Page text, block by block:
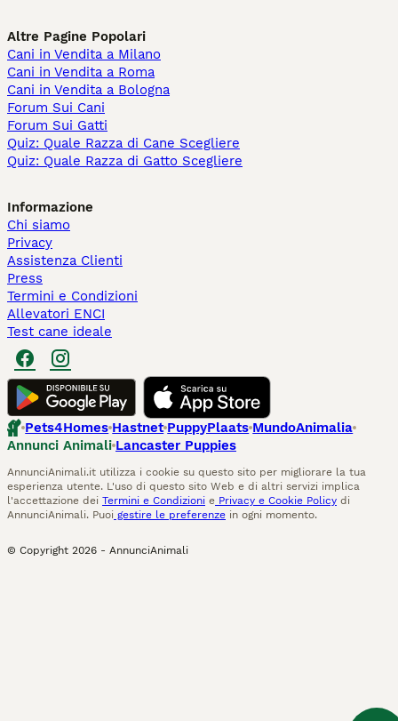
Altre Pagine Popolari
Cani in Vendita a Milano
Cani in Vendita a Roma
Cani in Vendita a Bologna
Forum Sui Cani
Forum Sui Gatti
Quiz: Quale Razza di Cane Scegliere
Quiz: Quale Razza di Gatto Scegliere
Informazione
Chi siamo
Privacy
Assistenza Clienti
Press
Termini e Condizioni
Allevatori ENCI
Test cane ideale
Pets4Homes Hastnet PuppyPlaats MundoAnimalia
Annunci Animali Lancaster Puppies
AnnunciAnimali.it utilizza i cookie su questo sito per migliorare la tua
esperienza utente. L'uso di questo sito Web e di altri servizi implica
l'accettazione dei Termini e Condizioni e Privacy e Cookie Policy di
AnnunciAnimali. Puoi gestire le preferenze in ogni momento.
© Copyright 2026 - AnnunciAnimali